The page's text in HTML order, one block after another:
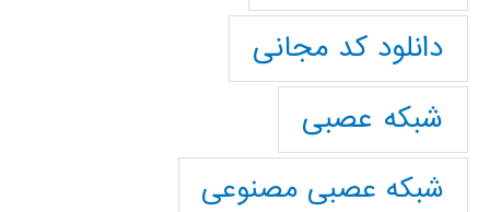
دانلود کد مجانی
شبکه عصبی
شبکه عصبی مصنوعی